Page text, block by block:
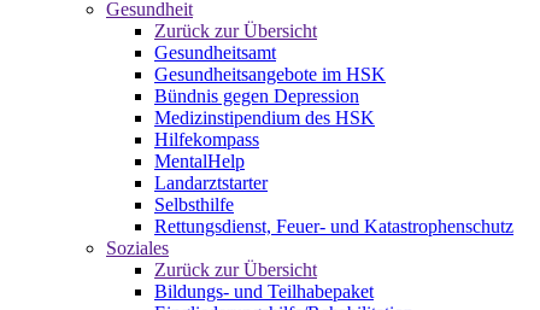
Gesundheit
Zurück zur Übersicht
Gesundheitsamt
Gesundheitsangebote im HSK
Bündnis gegen Depression
Medizinstipendium des HSK
Hilfekompass
MentalHelp
Landarztstarter
Selbsthilfe
Rettungsdienst, Feuer- und Katastrophenschutz
Soziales
Zurück zur Übersicht
Bildungs- und Teilhabepaket